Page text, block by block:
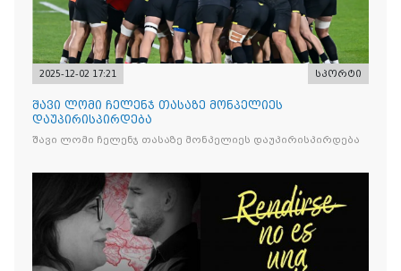
2025-12-02 17:21 სპორტი
შავი ლომი ჩელენჯ თასაზე მონპელიეს
დაუპირისპირდება
შავი ლომი ჩელენჯ თასაზე მონპელიეს დაუპირისპირდება